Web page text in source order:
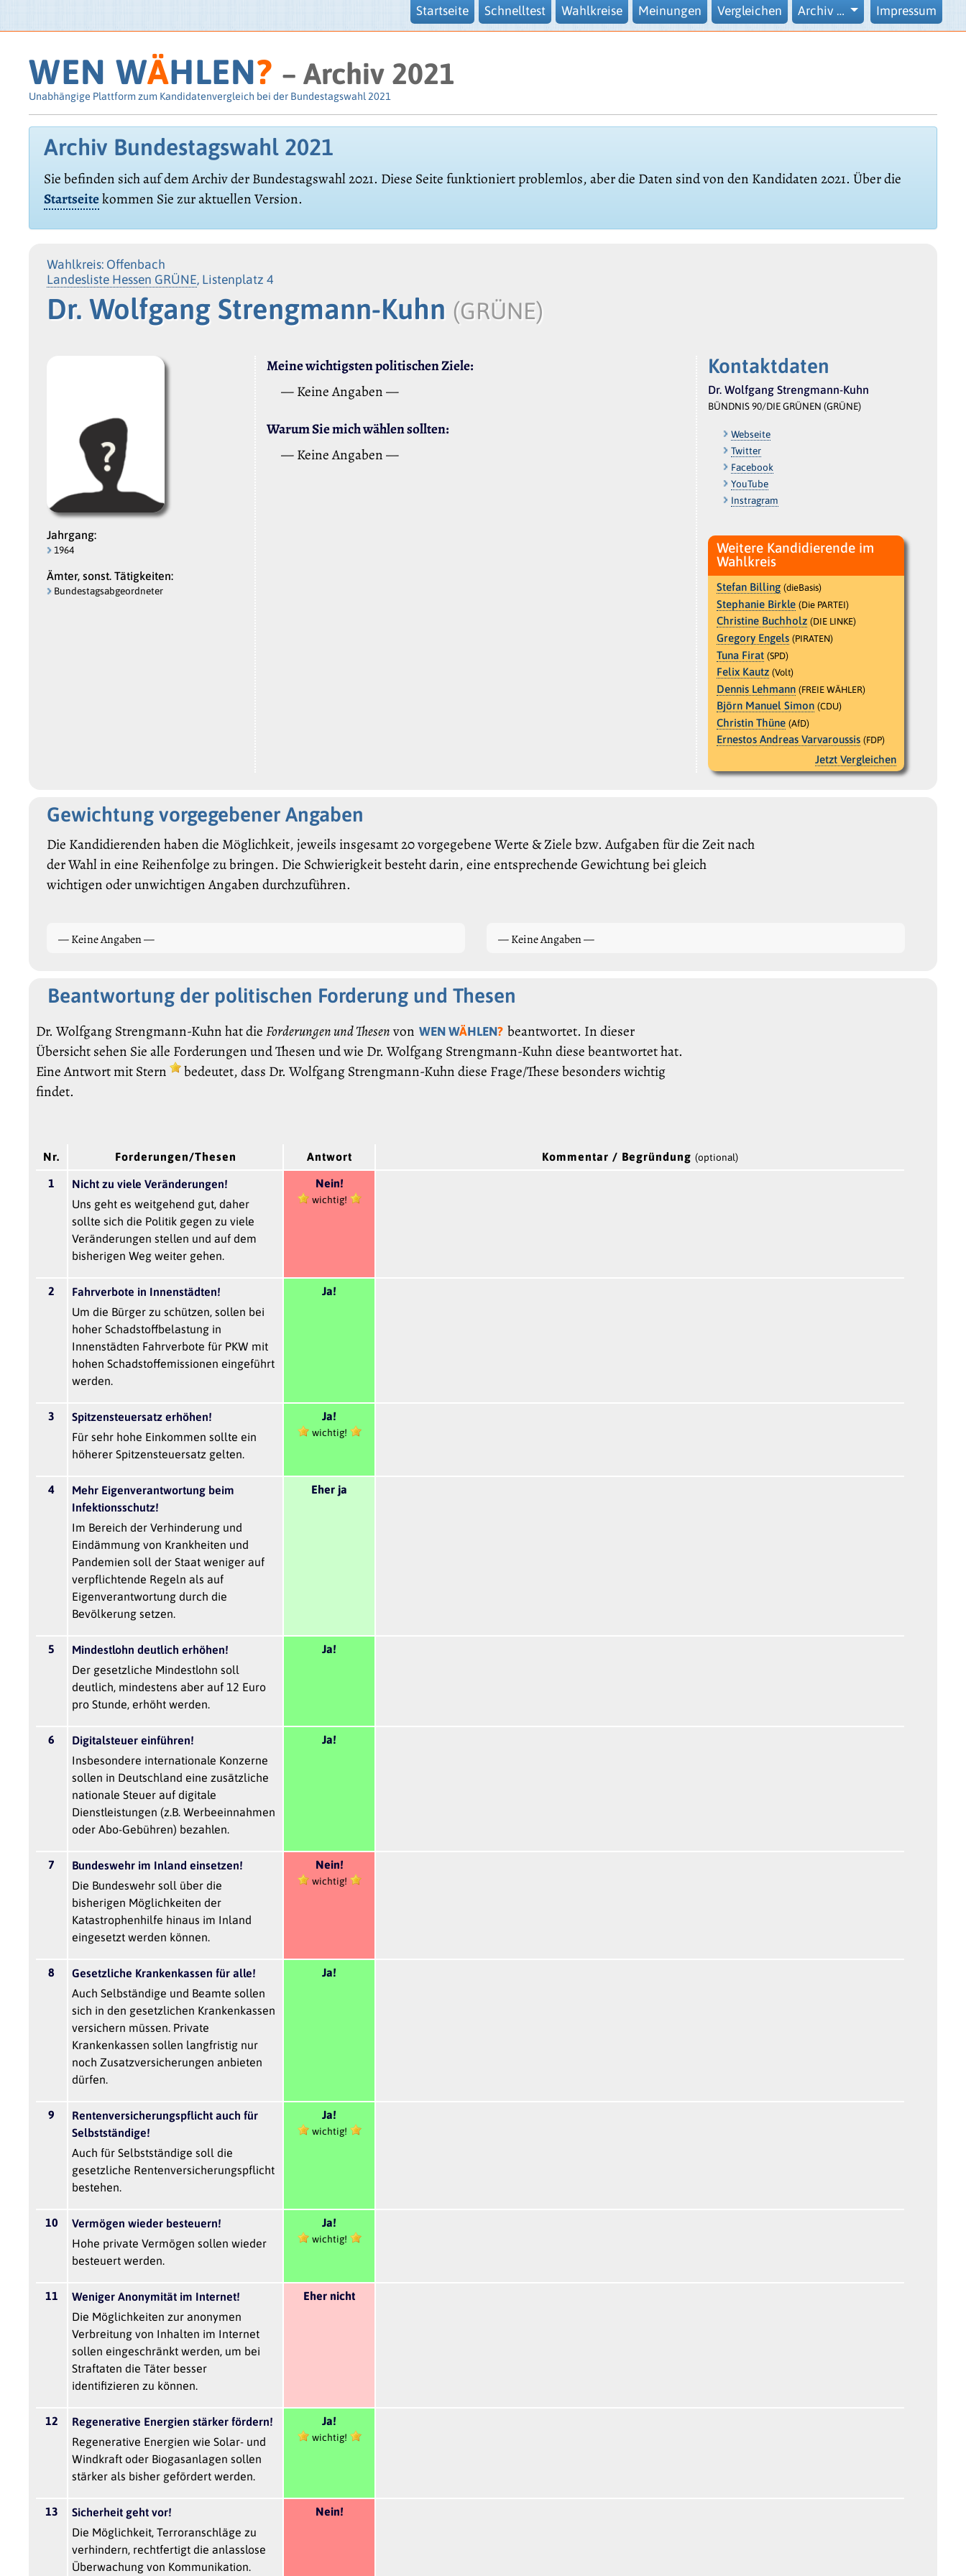
Startseite Schnelltest Wahlkreise Meinungen Vergleichen Archiv … Impressum
WEN WÄHLEN? – Archiv 2021
Unabhängige Plattform zum Kandidatenvergleich bei der Bundestagswahl 2021
Archiv Bundestagswahl 2021
Sie befinden sich auf dem Archiv der Bundestagswahl 2021. Diese Seite funktioniert problemlos, aber die Daten sind von den Kandidaten 2021. Über die
Startseitekommen Sie zur aktuellen Version.
Wahlkreis: Offenbach
Landesliste Hessen GRÜNE, Listenplatz 4
Dr. Wolfgang Strengmann-Kuhn (GRÜNE)
Jahrgang:
1964
Ämter, sonst. Tätigkeiten:
Bundestagsabgeordneter
Meine wichtigsten politischen Ziele:
— Keine Angaben —
Warum Sie mich wählen sollten:
— Keine Angaben —
Kontaktdaten
Dr. Wolfgang Strengmann-Kuhn
BÜNDNIS 90/DIE GRÜNEN (GRÜNE)
Webseite
Twitter
Facebook
YouTube
Instragram
Weitere Kandidierende im
Wahlkreis
Stefan Billing (dieBasis)
Stephanie Birkle (Die PARTEI)
Christine Buchholz (DIE LINKE)
Gregory Engels (PIRATEN)
Tuna Firat (SPD)
Felix Kautz (Volt)
Dennis Lehmann (FREIE WÄHLER)
Björn Manuel Simon (CDU)
Christin Thüne (AfD)
Ernestos Andreas Varvaroussis (FDP)
Jetzt Vergleichen
Gewichtung vorgegebener Angaben
Die Kandidierenden haben die Möglichkeit, jeweils insgesamt 20 vorgegebene Werte & Ziele bzw. Aufgaben für die Zeit nach
der Wahl in eine Reihenfolge zu bringen. Die Schwierigkeit besteht darin, eine entsprechende Gewichtung bei gleich
wichtigen oder unwichtigen Angaben durchzuführen.
— Keine Angaben — — Keine Angaben —
Beantwortung der politischen Forderung und Thesen
Dr. Wolfgang Strengmann-Kuhn hat dieForderungen und Thesenvon WEN WÄHLEN? beantwortet. In dieser
Übersicht sehen Sie alle Forderungen und Thesen und wie Dr. Wolfgang Strengmann-Kuhn diese beantwortet hat.
Eine Antwort mit Stern
bedeutet, dass Dr. Wolfgang Strengmann-Kuhn diese Frage/These besonders wichtig
findet.
Nr. Forderungen/Thesen Antwort Kommentar / Begründung(optional)
1
Nicht zu viele Veränderungen!
Uns geht es weitgehend gut, daher
sollte sich die Politik gegen zu viele
Veränderungen stellen und auf dem
bisherigen Weg weiter gehen.
Nein!
wichtig!
2
Fahrverbote in Innenstädten!
Um die Bürger zu schützen, sollen bei
hoher Schadstoffbelastung in
Innenstädten Fahrverbote für PKW mit
hohen Schadstoffemissionen eingeführt
werden.
Ja!
3
Spitzensteuersatz erhöhen!
Für sehr hohe Einkommen sollte ein
höherer Spitzensteuersatz gelten.
Ja!
wichtig!
4
Mehr Eigenverantwortung beim
Infektionsschutz!
Im Bereich der Verhinderung und
Eindämmung von Krankheiten und
Pandemien soll der Staat weniger auf
verpflichtende Regeln als auf
Eigenverantwortung durch die
Bevölkerung setzen.
Eher ja
5
Mindestlohn deutlich erhöhen!
Der gesetzliche Mindestlohn soll
deutlich, mindestens aber auf 12 Euro
pro Stunde, erhöht werden.
Ja!
6
Digitalsteuer einführen!
Insbesondere internationale Konzerne
sollen in Deutschland eine zusätzliche
nationale Steuer auf digitale
Dienstleistungen (z.B. Werbeeinnahmen
oder Abo-Gebühren) bezahlen.
Ja!
7
Bundeswehr im Inland einsetzen!
Die Bundeswehr soll über die
bisherigen Möglichkeiten der
Katastrophenhilfe hinaus im Inland
eingesetzt werden können.
Nein!
wichtig!
8
Gesetzliche Krankenkassen für alle!
Auch Selbständige und Beamte sollen
sich in den gesetzlichen Krankenkassen
versichern müssen. Private
Krankenkassen sollen langfristig nur
noch Zusatzversicherungen anbieten
dürfen.
Ja!
9
Rentenversicherungspflicht auch für
Selbstständige!
Auch für Selbstständige soll die
gesetzliche Rentenversicherungspflicht
bestehen.
Ja!
wichtig!
10
Vermögen wieder besteuern!
Hohe private Vermögen sollen wieder
besteuert werden.
Ja!
wichtig!
11
Weniger Anonymität im Internet!
Die Möglichkeiten zur anonymen
Verbreitung von Inhalten im Internet
sollen eingeschränkt werden, um bei
Straftaten die Täter besser
identifizieren zu können.
Eher nicht
12
Regenerative Energien stärker fördern!
Regenerative Energien wie Solar- und
Windkraft oder Biogasanlagen sollen
stärker als bisher gefördert werden.
Ja!
wichtig!
13
Sicherheit geht vor!
Die Möglichkeit, Terroranschläge zu
verhindern, rechtfertigt die anlasslose
Überwachung von Kommunikation.
Nein!